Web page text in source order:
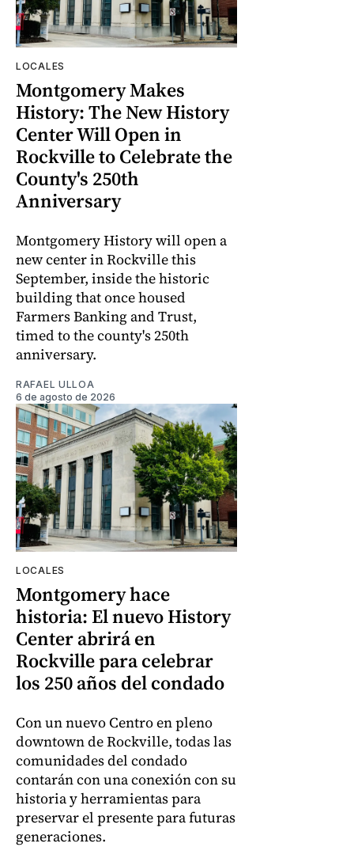
LOCALES
Montgomery Makes
History: The New History
Center Will Open in
Rockville to Celebrate the
County's 250th
Anniversary
Montgomery History will open a
new center in Rockville this
September, inside the historic
building that once housed
Farmers Banking and Trust,
timed to the county's 250th
anniversary.
RAFAEL ULLOA
6 de agosto de 2026
LOCALES
Montgomery hace
historia: El nuevo History
Center abrirá en
Rockville para celebrar
los 250 años del condado
Con un nuevo Centro en pleno
downtown de Rockville, todas las
comunidades del condado
contarán con una conexión con su
historia y herramientas para
preservar el presente para futuras
generaciones.